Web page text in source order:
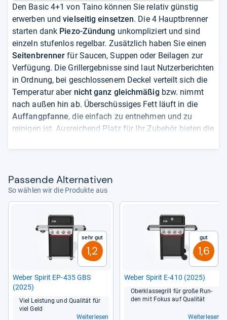
Den Basic 4+1 von Taino können Sie relativ günstig
erwerben undvielseitig einsetzen. Die 4 Hauptbrenner
starten dank Piezo-Zündung unkompliziert und sind
einzeln stufenlos regelbar. Zusätzlich haben Sie einen
Seitenbrenner für Saucen, Suppen oder Beilagen zur
Verfügung. Die Grillergebnisse sind laut Nutzerberichten
in Ordnung, bei geschlossenem Deckel verteilt sich die
Temperatur aber nicht ganz gleichmäßig bzw. nimmt
nach außen hin ab. Überschüssiges Fett läuft in die
Auffangpfanne, die einfach zu entnehmen und zu
reinigen ist. Ausreichend Platz für Ihr Zubehör bieten die
Teil der bisherigen Rezensenten bewertet den Taino
positiv und findet insbesondere das
Verhältnisin Ordnung.
vonMarguerita Fuller
Pas­sende Alter­na­ti­ven
So wählen wir die Produkte aus
Sehr gut
1,2
Weber Spi­rit EP-​435 GBS
(2025)
Viel Leis­tung und Qua­li­tät für
viel Geld
Weiterlesen
Gut
1,6
Weber Spi­rit E-​410 (2025)
Ober­klas­se­grill für große Run­
den mit Fokus auf Qua­li­tät
Weiterlesen